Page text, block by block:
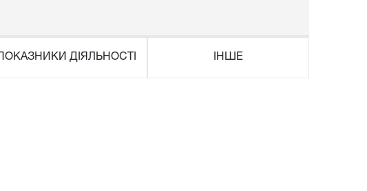
ПОКАЗНИКИ ДІЯЛЬНОСТІ ІНШЕ